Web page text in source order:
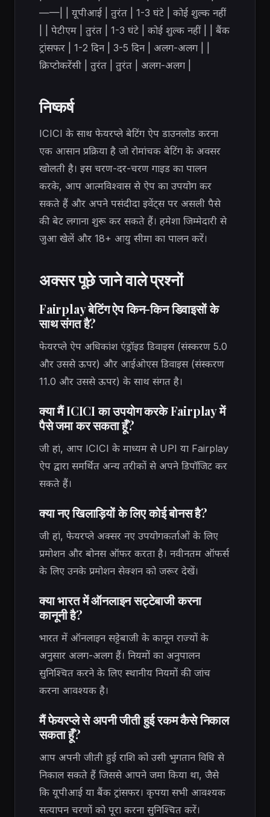
——| | यूपीआई | तुरंत | 1-3 घंटे | कोई शुल्क नहीं
| | पेटीएम | तुरंत | 1-3 घंटे | कोई शुल्क नहीं | | बैंक
ट्रांसफर | 1-2 दिन | 3-5 दिन | अलग-अलग | |
क्रिप्टोकरेंसी | तुरंत | तुरंत | अलग-अलग |
निष्कर्ष
ICICI के साथ फेयरप्ले बेटिंग ऐप डाउनलोड करना
एक आसान प्रक्रिया है जो रोमांचक बेटिंग के अवसर
खोलती है। इस चरण-दर-चरण गाइड का पालन
करके, आप आत्मविश्वास से ऐप का उपयोग कर
सकते हैं और अपने पसंदीदा इवेंट्स पर असली पैसे
की बेट लगाना शुरू कर सकते हैं। हमेशा जिम्मेदारी से
जुआ खेलें और 18+ आयु सीमा का पालन करें।
अक्सर पूछे जाने वाले प्रश्नों
Fairplay बेटिंग ऐप किन-किन डिवाइसों के
साथ संगत है?
फेयरप्ले ऐप अधिकांश एंड्रॉइड डिवाइस (संस्करण 5.0
और उससे ऊपर) और आईओएस डिवाइस (संस्करण
11.0 और उससे ऊपर) के साथ संगत है।
क्या मैं ICICI का उपयोग करके Fairplay में
पैसे जमा कर सकता हूँ?
जी हां, आप ICICI के माध्यम से UPI या Fairplay
ऐप द्वारा समर्थित अन्य तरीकों से अपने डिपॉजिट कर
सकते हैं।
क्या नए खिलाड़ियों के लिए कोई बोनस है?
जी हां, फेयरप्ले अक्सर नए उपयोगकर्ताओं के लिए
प्रमोशन और बोनस ऑफर करता है। नवीनतम ऑफर्स
के लिए उनके प्रमोशन सेक्शन को जरूर देखें।
क्या भारत में ऑनलाइन सट्टेबाजी करना
कानूनी है?
भारत में ऑनलाइन सट्टेबाजी के कानून राज्यों के
अनुसार अलग-अलग हैं। नियमों का अनुपालन
सुनिश्चित करने के लिए स्थानीय नियमों की जांच
करना आवश्यक है।
मैं फेयरप्ले से अपनी जीती हुई रकम कैसे निकाल
सकता हूँ?
आप अपनी जीती हुई राशि को उसी भुगतान विधि से
निकाल सकते हैं जिससे आपने जमा किया था, जैसे
कि यूपीआई या बैंक ट्रांसफर। कृपया सभी आवश्यक
सत्यापन चरणों को पूरा करना सुनिश्चित करें।